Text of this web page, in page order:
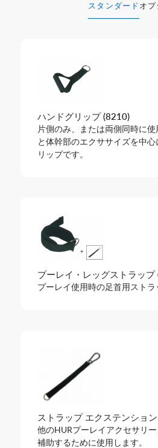
スタンダード オプ
ハンドグリップ (8210)
片側のみ、または両側同時に
と体幹部のエクササイズを中
リップです。
プーレイ・レッグストラップ
プーレイ使用時の足首用ストラ
ストラップ エクステンショ
他のHURプーレイアクセサリ
補助するために使用します。